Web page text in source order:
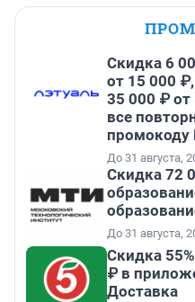
Скидка 6
от 15 000
35 000 ₽
все
До 31 августа,
Скидка 72
До 31 августа,
Скидка
₽ в
Доставка